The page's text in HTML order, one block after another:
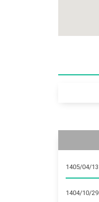
1405/04/13
1404/10/29